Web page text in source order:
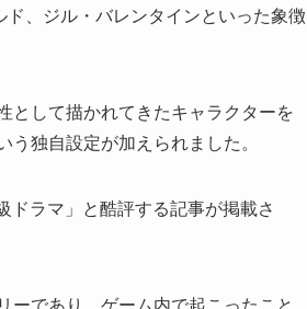
、ジル・バレンタインといった象徴
として描かれてきたキャラクターを
独自設定が加えられました。
ドラマ」と酷評する記事が掲載さ